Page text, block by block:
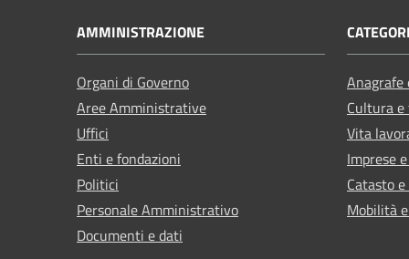
AMMINISTRAZIONE
Organi di Governo
Aree Amministrative
Uffici
Enti e fondazioni
Politici
Personale Amministrativo
Documenti e dati
Cultura
Vita
Imprese
Catasto
Mobilità